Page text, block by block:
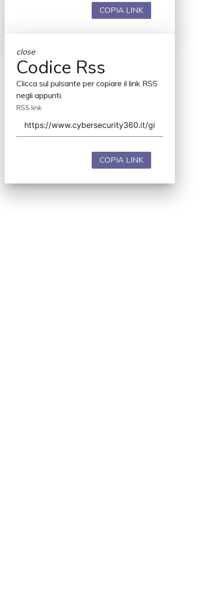
COPIA LINK
close
Codice Rss
Clicca sul pulsante per copiare il link RSS
negli appunti.
RSS link
COPIA LINK